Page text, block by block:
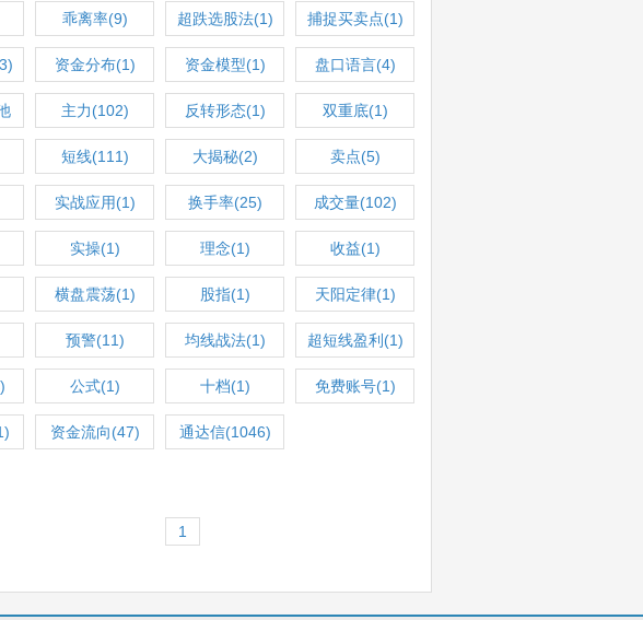
乖离率(9) 超跌选股法(1) 捕捉买卖点(1)
资金分布(1) 资金模型(1) 盘口语言(4)
主力(102) 反转形态(1) 双重底(1)
短线(111) 大揭秘(2) 卖点(5)
实战应用(1) 换手率(25) 成交量(102)
实操(1) 理念(1) 收益(1)
横盘震荡(1) 股指(1) 天阳定律(1)
预警(11) 均线战法(1) 超短线盈利(1)
公式(1) 十档(1) 免费账号(1)
资金流向(47) 通达信(1046)